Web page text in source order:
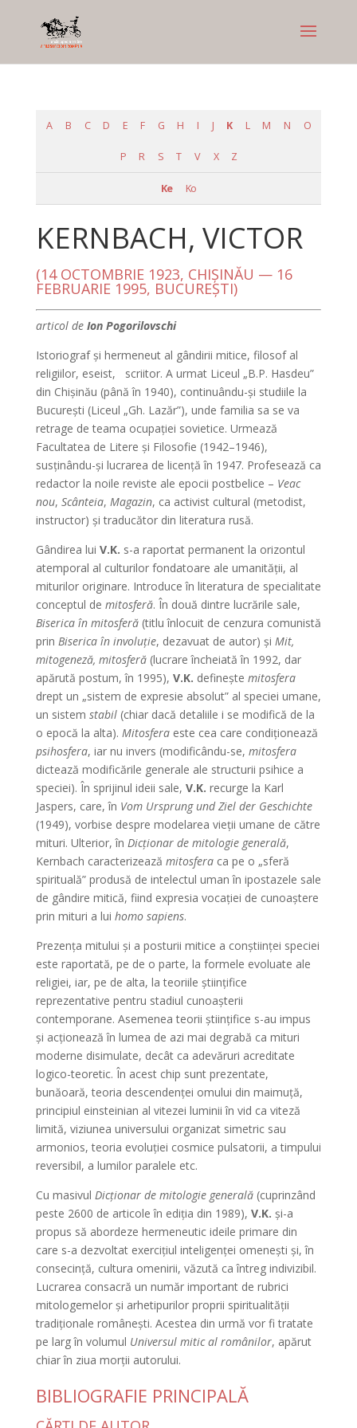
A B C D E F G H I J K L M N O
P R S T V X Z
Ke Ko
KERNBACH, VICTOR
(14 OCTOMBRIE 1923, CHIŞINĂU — 16
FEBRUARIE 1995, BUCUREŞTI)
articol de Ion Pogorilovschi
Istoriograf şi hermeneut al gândirii mitice, filosof al
religiilor, eseist, scriitor. A urmat Liceul „B.P. Hasdeu”
din Chişinău (până în 1940), continuându-şi studiile la
Bucureşti (Liceul „Gh. Lazăr”), unde familia sa se va
retrage de teama ocupaţiei sovietice. Urmează
Facultatea de Litere şi Filosofie (1942–1946),
susţinându-şi lucrarea de licenţă în 1947. Profesează ca
redactor la noile reviste ale epocii postbelice – Veac
nou, Scânteia, Magazin, ca activist cultural (metodist,
instructor) şi traducător din literatura rusă.
Gândirea lui V.K. s-a raportat permanent la orizontul
atemporal al culturilor fondatoare ale umanităţii, al
miturilor originare. Introduce în literatura de specialitate
conceptul de mitosferă. În două dintre lucrările sale,
Biserica în mitosferă(titlu înlocuit de cenzura comunistă
prin Biserica în involuţie, dezavuat de autor) şi Mit,
mitogeneză, mitosferă(lucrare încheiată în 1992, dar
apărută postum, în 1995), V.K. defineşte mitosfera
drept un „sistem de expresie absolut” al speciei umane,
un sistem stabil(chiar dacă detaliile i se modifică de la
o epocă la alta). Mitosferaeste cea care condiţionează
psihosfera, iar nu invers (modificându-se, mitosfera
dictează modificările generale ale structurii psihice a
speciei). În sprijinul ideii sale, V.K. recurge la Karl
Jaspers, care, în Vom Ursprung und Ziel der Geschichte
(1949), vorbise despre modelarea vieţii umane de către
mituri. Ulterior, în Dicţionar de mitologie generală,
Kernbach caracterizează mitosferaca pe o „sferă
spirituală” produsă de intelectul uman în ipostazele sale
de gândire mitică, fiind expresia vocaţiei de cunoaştere
prin mituri a lui homo sapiens.
Prezenţa mitului şi a posturii mitice a conştiinţei speciei
este raportată, pe de o parte, la formele evoluate ale
religiei, iar, pe de alta, la teoriile ştiinţifice
reprezentative pentru stadiul cunoaşterii
contemporane. Asemenea teorii ştiinţifice s-au impus
şi acţionează în lumea de azi mai degrabă ca mituri
moderne disimulate, decât ca adevăruri acreditate
logico-teoretic. În acest chip sunt prezentate,
bunăoară, teoria descendenţei omului din maimuţă,
principiul einsteinian al vitezei luminii în vid ca viteză
limită, viziunea universului organizat simetric sau
armonios, teoria evoluţiei cosmice pulsatorii, a timpului
reversibil, a lumilor paralele etc.
Cu masivul Dicţionar de mitologie generală(cuprinzând
peste 2600 de articole în ediţia din 1989), V.K. şi-a
propus să abordeze hermeneutic ideile primare din
care s-a dezvoltat exerciţiul inteligenţei omeneşti şi, în
consecinţă, cultura omenirii, văzută ca întreg indivizibil.
Lucrarea consacră un număr important de rubrici
mitologemelor şi arhetipurilor proprii spiritualităţii
tradiţionale româneşti. Acestea din urmă vor fi tratate
pe larg în volumul Universul mitic al românilor, apărut
chiar în ziua morţii autorului.
BIBLIOGRAFIE PRINCIPALĂ